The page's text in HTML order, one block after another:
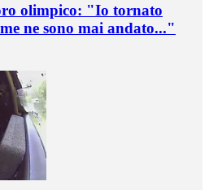
olimpico: "Io tornato
ne sono mai andato..."